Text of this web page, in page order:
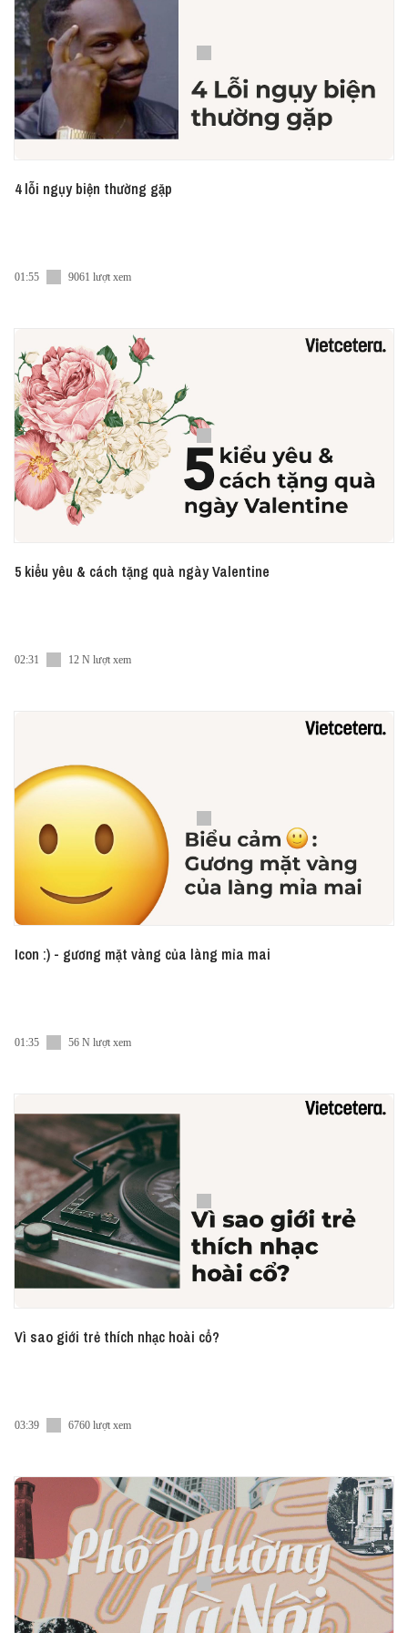
4 lỗi ngụy biện thường gặp
01:55 9061 lượt xem
5 kiểu yêu & cách tặng quà ngày Valentine
02:31 12 N lượt xem
Icon :) - gương mặt vàng của làng mỉa mai
01:35 56 N lượt xem
Vì sao giới trẻ thích nhạc hoài cổ?
03:39 6760 lượt xem